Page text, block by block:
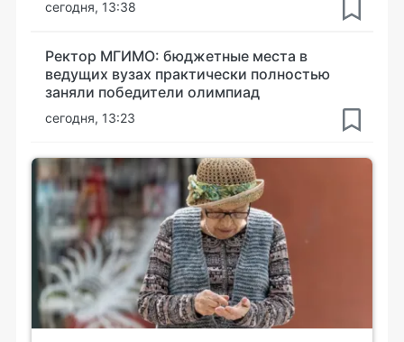
сегодня, 13:38
Ректор МГИМО: бюджетные места в
ведущих вузах практически полностью
заняли победители олимпиад
сегодня, 13:23